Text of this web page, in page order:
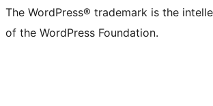
The WordPress® trademark is the
of the WordPress Foundation.